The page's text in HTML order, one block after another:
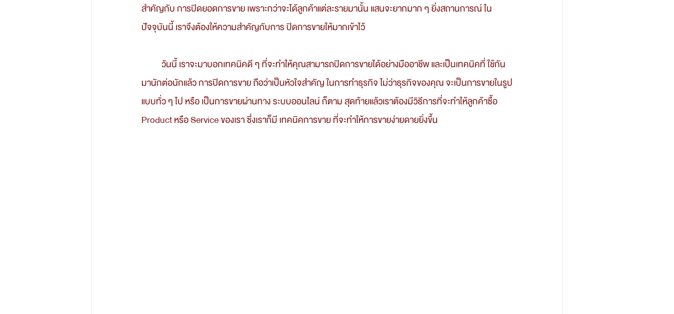
สำคัญกับ การปิดยอดการขาย เพราะกว่าจะได้ลูกค้าแต่ละรายมานั้น แสนจะยากมาก ๆ ยิ่งสถานการณ์ ใน
ปัจจุบันนี้ เราจึงต้องให้ความสำคัญกับการ ปิดการขายให้มากเข้าไว้
มานักต่อนักแล้ว การปิดการขาย ถือว่าเป็นหัวใจสำคัญ ในการทำธุรกิจ ไม่ว่าธุรกิจของคุณ จะเป็นการขายในรูป
แบบทั่ว ๆ ไป หรือ เป็นการขายผ่านทาง ระบบออนไลน์ ก็ตาม สุดท้ายแล้วเราต้องมีวิธีการที่จะทำให้ลูกค้าซื้อ
Product หรือ Service ของเรา ซึ่งเราก็มี เทคนิคการขาย ที่จะทำให้การขายง่ายดายยิ่งขึ้น